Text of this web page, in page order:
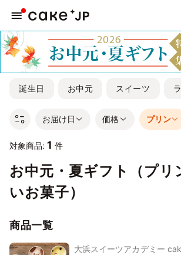
誕生日 お中元 スイーツ
お届け日 価格 プリン
対象商品: 1 件
お中元・夏ギフト（プリ
いお菓子）
商品一覧
大浜スイーツアカデミー